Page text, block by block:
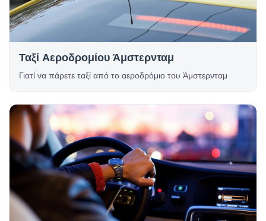
Ταξί Αεροδρομίου Άμστερνταμ
Γιατί να πάρετε ταξί από το αεροδρόμιο του Άμστερνταμ